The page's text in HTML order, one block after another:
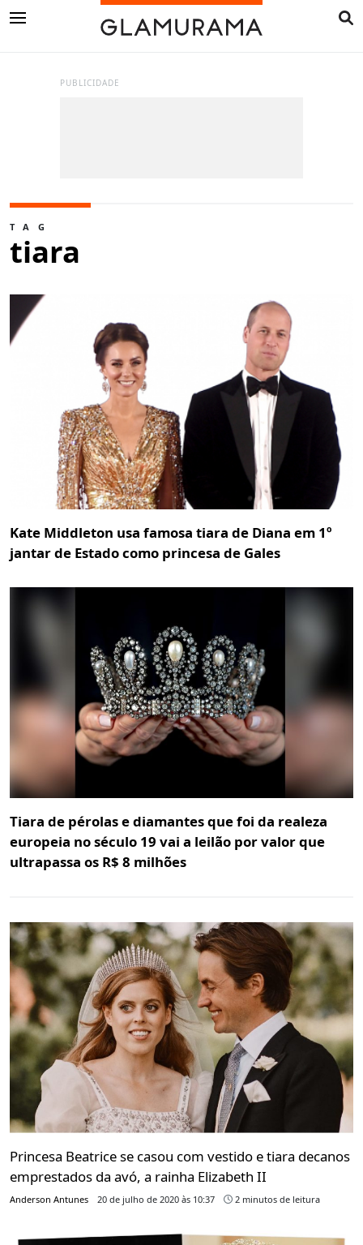
PUBLICIDADE
TAG
tiara
Kate Middleton usa famosa tiara de Diana em 1º
jantar de Estado como princesa de Gales
Tiara de pérolas e diamantes que foi da realeza
europeia no século 19 vai a leilão por valor que
ultrapassa os R$ 8 milhões
Princesa Beatrice se casou com vestido e tiara decanos
emprestados da avó, a rainha Elizabeth II
Anderson Antunes 20 de julho de 2020 às 10:37 2 minutos de leitura